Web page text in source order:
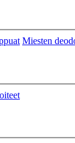
Miesten